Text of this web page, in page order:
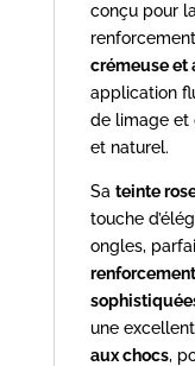
conçu pour
crémeuse et
application
de limage et
et naturel.
Sa teinte
touche
ongles,
une
aux chocs,